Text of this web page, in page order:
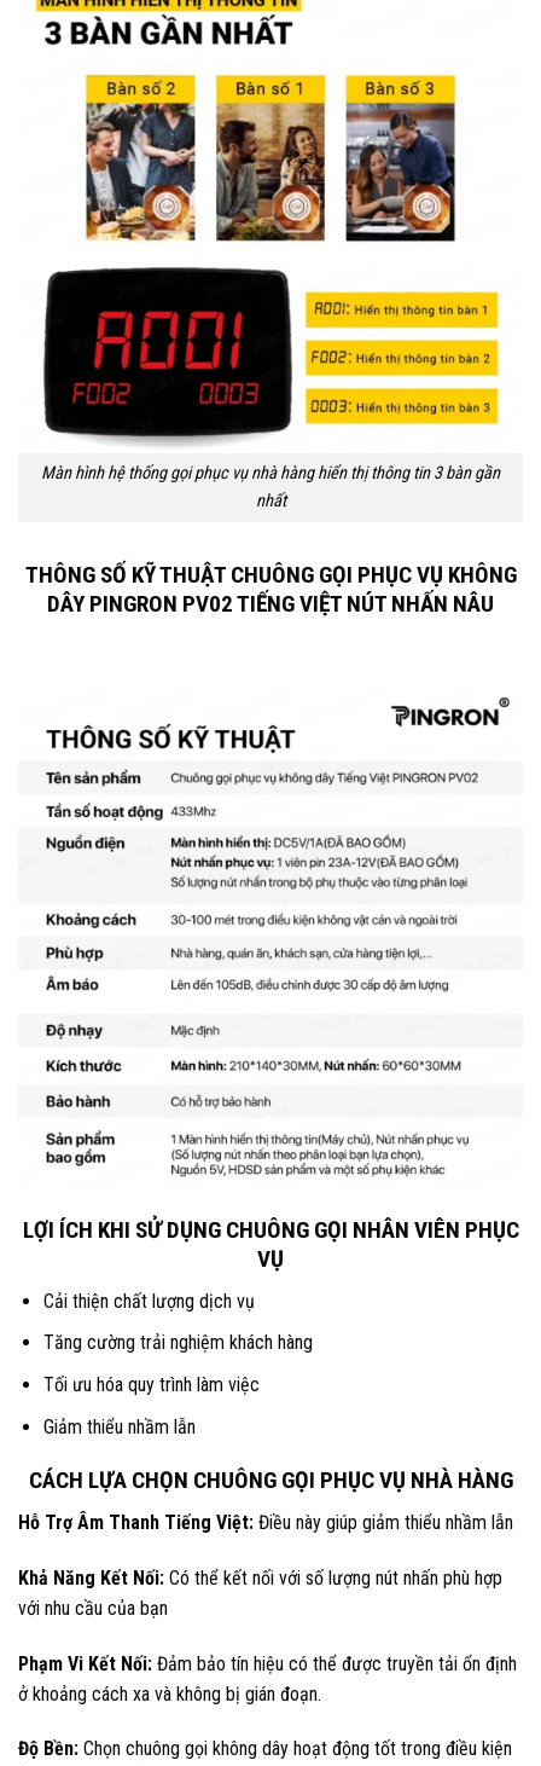
Màn hình hệ thống gọi phục vụ nhà hàng hiển thị thông tin 3 bàn gần
nhất
THÔNG SỐ KỸ THUẬT CHUÔNG GỌI PHỤC VỤ KHÔNG
DÂY PINGRON PV02 TIẾNG VIỆT NÚT NHẤN NÂU
LỢI ÍCH KHI SỬ DỤNG CHUÔNG GỌI NHÂN VIÊN PHỤC
VỤ
Cải thiện chất lượng dịch vụ
Tăng cường trải nghiệm khách hàng
Tối ưu hóa quy trình làm việc
Giảm thiểu nhầm lẫn
CÁCH LỰA CHỌN CHUÔNG GỌI PHỤC VỤ NHÀ HÀNG
Hỗ Trợ Âm Thanh Tiếng Việt: Điều này giúp giảm thiểu nhầm lẫn
Khả Năng Kết Nối: Có thể kết nối với số lượng nút nhấn phù hợp
với nhu cầu của bạn
Phạm Vi Kết Nối: Đảm bảo tín hiệu có thể được truyền tải ổn định
ở khoảng cách xa và không bị gián đoạn.
Độ Bền: Chọn chuông gọi không dây hoạt động tốt trong điều kiện